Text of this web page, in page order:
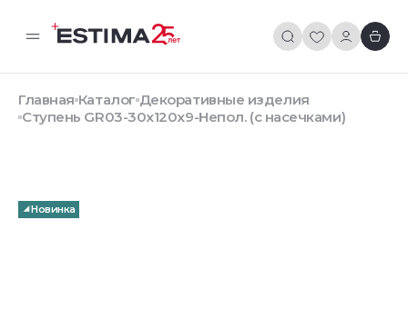
Главная Каталог Декоративные изделия
Ступень GR03-30x120x9-Непол. (с насечками)
Новинка